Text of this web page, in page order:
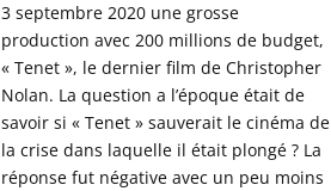
3 septembre 2020 une grosse
production avec 200 millions de budget,
« Tenet », le dernier film de Christopher
Nolan. La question a l’époque était de
savoir si « Tenet » sauverait le cinéma de
la crise dans laquelle il était plongé ? La
réponse fut négative avec un peu moins